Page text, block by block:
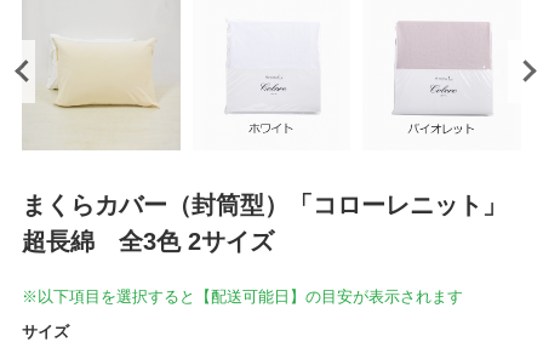
まくらカバー（封筒型）「コローレニット」
超長綿 全3色 2サイズ
※以下項目を選択すると【配送可能日】の目安が表示されます
サイズ